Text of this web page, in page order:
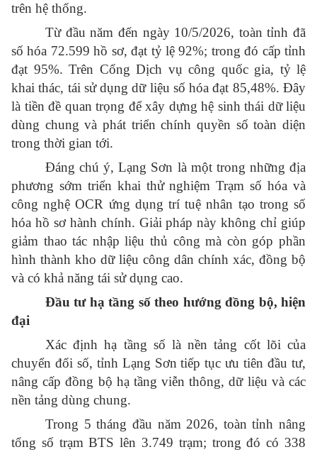
trên hệ thống.
Từ đầu năm đến ngày 10/5/2026, toàn tỉnh đã
số hóa 72.599 hồ sơ, đạt tỷ lệ 92%; trong đó cấp tỉnh
đạt 95%. Trên Cổng Dịch vụ công quốc gia, tỷ lệ
khai thác, tái sử dụng dữ liệu số hóa đạt 85,48%. Đây
là tiền đề quan trọng để xây dựng hệ sinh thái dữ liệu
dùng chung và phát triển chính quyền số toàn diện
trong thời gian tới.
Đáng chú ý, Lạng Sơn là một trong những địa
phương sớm triển khai thử nghiệm Trạm số hóa và
công nghệ OCR ứng dụng trí tuệ nhân tạo trong số
hóa hồ sơ hành chính. Giải pháp này không chỉ giúp
giảm thao tác nhập liệu thủ công mà còn góp phần
hình thành kho dữ liệu công dân chính xác, đồng bộ
và có khả năng tái sử dụng cao.
Đầu tư hạ tầng số theo hướng đồng bộ, hiện
đại
Xác định hạ tầng số là nền tảng cốt lõi của
chuyển đổi số, tỉnh Lạng Sơn tiếp tục ưu tiên đầu tư,
nâng cấp đồng bộ hạ tầng viễn thông, dữ liệu và các
nền tảng dùng chung.
Trong 5 tháng đầu năm 2026, toàn tỉnh nâng
tổng số trạm BTS lên 3.749 trạm; trong đó có 338